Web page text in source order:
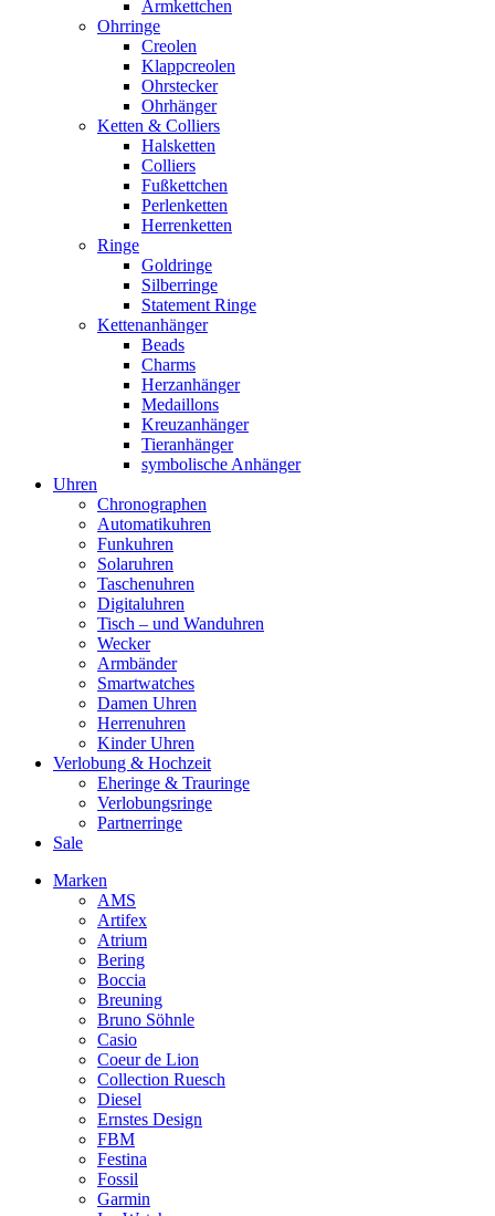
Armkettchen
Ohrringe
Creolen
Klappcreolen
Ohrstecker
Ohrhänger
Ketten & Colliers
Halsketten
Colliers
Fußkettchen
Perlenketten
Herrenketten
Ringe
Goldringe
Silberringe
Statement Ringe
Kettenanhänger
Beads
Charms
Herzanhänger
Medaillons
Kreuzanhänger
Tieranhänger
symbolische Anhänger
Uhren
Chronographen
Automatikuhren
Funkuhren
Solaruhren
Taschenuhren
Digitaluhren
Tisch – und Wanduhren
Wecker
Armbänder
Smartwatches
Damen Uhren
Herrenuhren
Kinder Uhren
Verlobung & Hochzeit
Eheringe & Trauringe
Verlobungsringe
Partnerringe
Sale
Marken
AMS
Artifex
Atrium
Bering
Boccia
Breuning
Bruno Söhnle
Casio
Coeur de Lion
Collection Ruesch
Diesel
Ernstes Design
FBM
Festina
Fossil
Garmin